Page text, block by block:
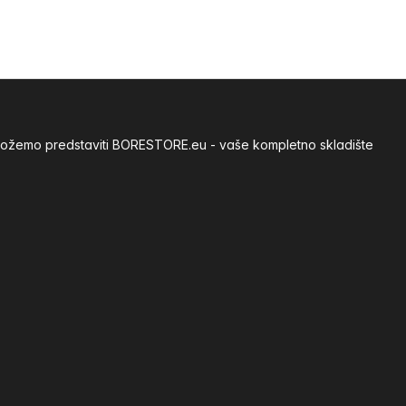
predstaviti BORESTORE.eu - vaše kompletno skladište